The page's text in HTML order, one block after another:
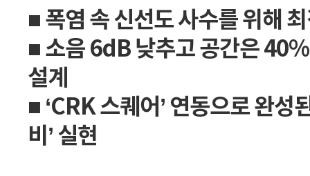
■ 폭염 속 신선도 사수를 위해
■ 소음 6dB 낮추고 공간은
설계
■ ‘CRK 스퀘어’ 연동으로 완성
비’ 실현